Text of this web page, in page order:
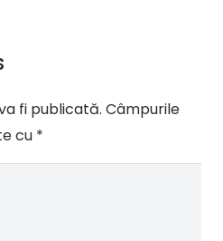
fi publicată. Câmpurile
cu *